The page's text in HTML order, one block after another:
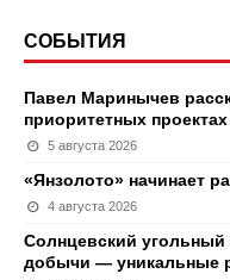
СОБЫТИЯ
Павел Маринычев
приоритетных
5 августа 2026
«Янзолото» начинает
4 августа 2026
Солнцевский
добычи — уникальные